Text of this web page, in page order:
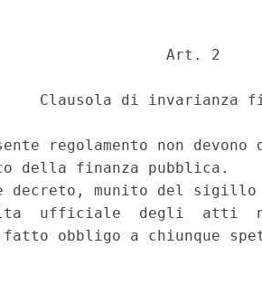
Art. 2
Clausola di invarianza
regolamento non devono
della finanza pubblica.
decreto, munito del
ufficiale  degli  atti
obbligo a chiunque